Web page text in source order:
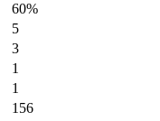
60%
5
3
1
1
156